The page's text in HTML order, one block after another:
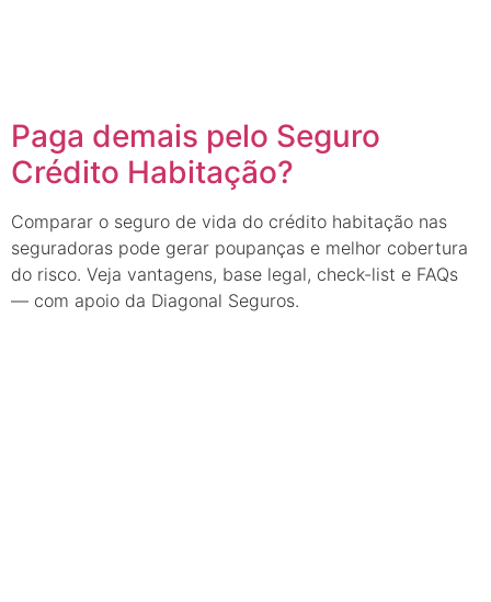
Paga demais pelo Seguro
Crédito Habitação?
Comparar o seguro de vida do crédito habitação nas
seguradoras pode gerar poupanças e melhor cobertura
do risco. Veja vantagens, base legal, check-list e FAQs
— com apoio da Diagonal Seguros.